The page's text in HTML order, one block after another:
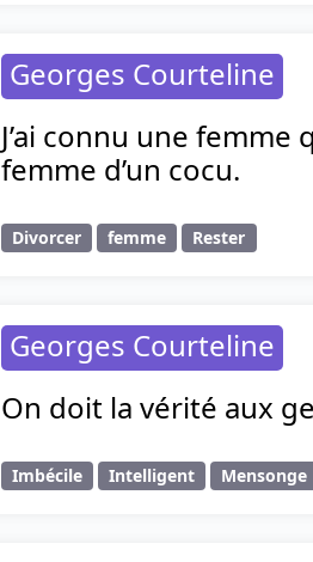
Georges Courteline
J’ai connu une
femme d’un cocu.
Divorcer femme Rester
Georges Courteline
On doit la vérité aux
Imbécile Intelligent Mensonge